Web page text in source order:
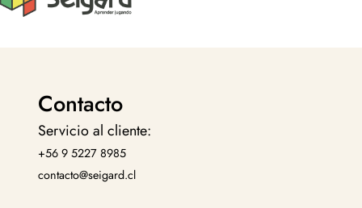
Contacto
Servicio al cliente:
+56 9 5227 8985
contacto@seigard.cl